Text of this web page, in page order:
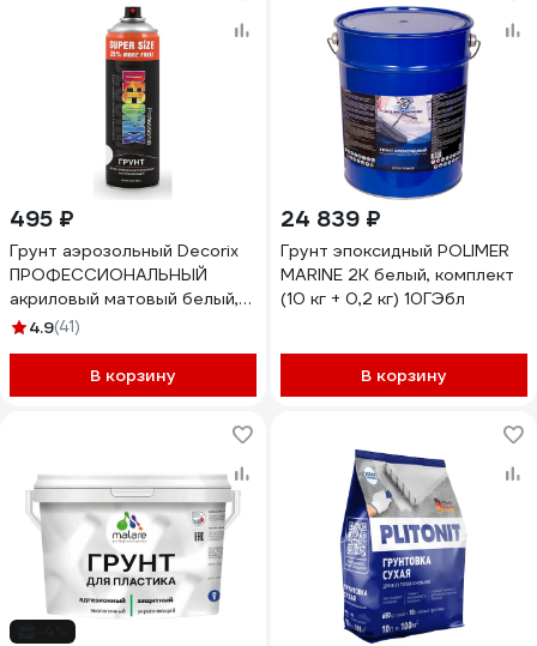
495 ₽
Грунт аэрозольный Decorix
ПРОФЕССИОНАЛЬНЫЙ
акриловый матовый белый,
650 мл 0140-24 DX
4.9(41)
В корзину
24 839 ₽
Грунт эпоксидный POLIMER
MARINE 2К белый, комплект
(10 кг + 0,2 кг) 10ГЭбл
В корзину